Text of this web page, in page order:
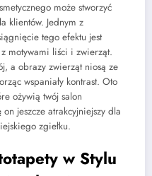
może stworzyć
klientów. Jednym z
tego efektu jest
motywami liści i zwierząt.
a obrazy zwierząt niosą ze
wspaniały kontrast. Oto
ożywią twój salon
jeszcze atrakcyjniejszy dla
zgiełku.
w Stylu